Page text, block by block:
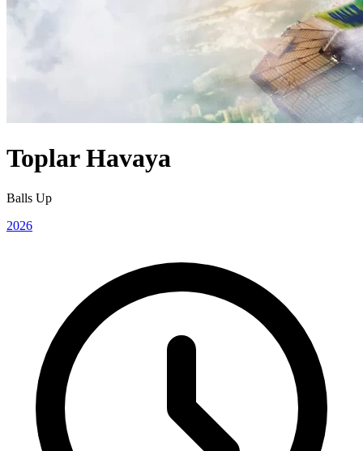
Toplar Havaya
Balls Up
2026